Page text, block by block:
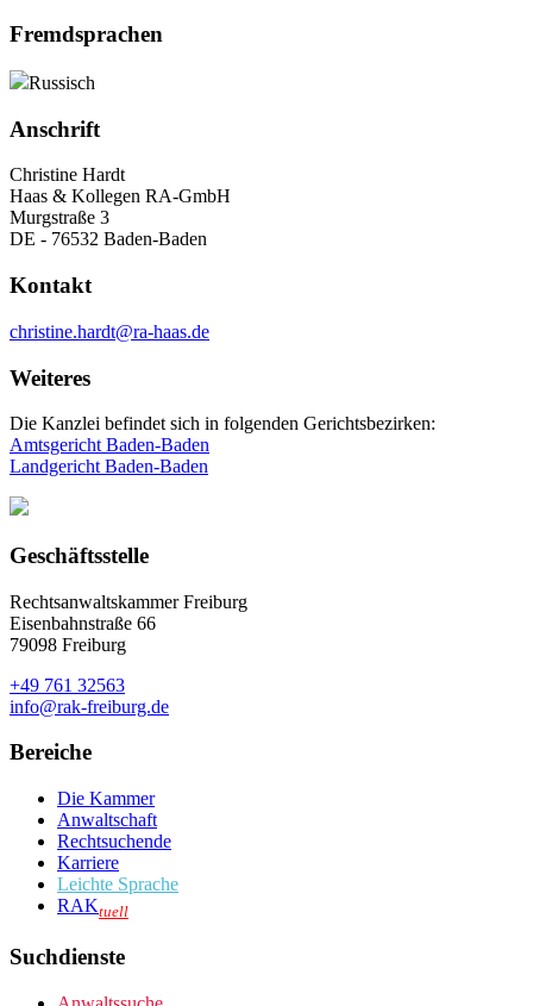
Fremdsprachen
Russisch
Anschrift
Christine Hardt
Haas & Kollegen RA-GmbH
Murgstraße 3
DE - 76532 Baden-Baden
Kontakt
christine.hardt@ra-haas.de
Weiteres
Die Kanzlei befindet sich in folgenden Gerichtsbezirken:
Amtsgericht Baden-Baden
Landgericht Baden-Baden
Geschäftsstelle
Rechtsanwaltskammer Freiburg
Eisenbahnstraße 66
79098 Freiburg
+49 761 32563
info@rak-freiburg.de
Bereiche
Die Kammer
Anwaltschaft
Rechtsuchende
Karriere
Leichte Sprache
RAKtuell
Suchdienste